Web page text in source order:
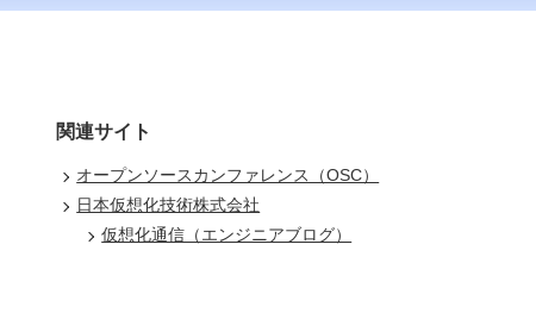
関連サイト
オープンソースカンファレンス（OSC）
日本仮想化技術株式会社
仮想化通信（エンジニアブログ）